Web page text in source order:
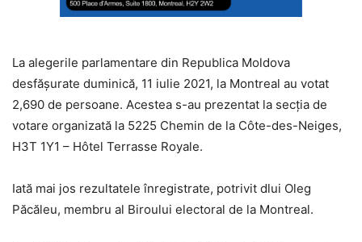
La alegerile parlamentare din Republica Moldova
desfășurate duminică, 11 iulie 2021, la Montreal au votat
2,690 de persoane. Acestea s-au prezentat la secția de
votare organizată la 5225 Chemin de la Côte-des-Neiges,
H3T 1Y1 – Hôtel Terrasse Royale.
Iată mai jos rezultatele înregistrate, potrivit dlui Oleg
Păcăleu, membru al Biroului electoral de la Montreal.